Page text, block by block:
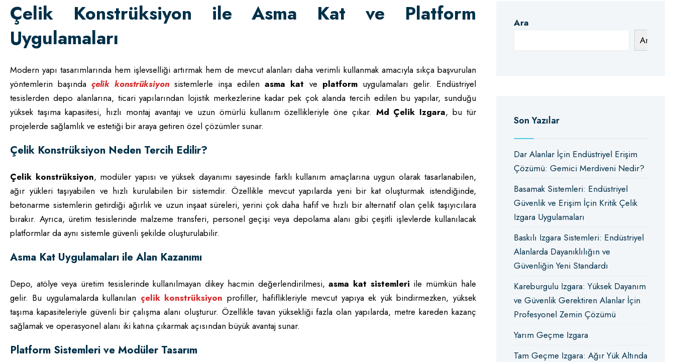
Çelik Konstrüksiyon ile Asma Kat ve Platform
Uygulamaları
Modern yapı tasarımlarında hem işlevselliği artırmak hem de mevcut alanları daha verimli kullanmak amacıyla sıkça başvurulan
yöntemlerin başındaçelik konstrüksiyon sistemlerle inşa edilenasma kat ve platformuygulamaları gelir. Endüstriyel
tesislerden depo alanlarına, ticari yapılarından lojistik merkezlerine kadar pek çok alanda tercih edilen bu yapılar, sunduğu
yüksek taşıma kapasitesi, hızlı montaj avantajı ve uzun ömürlü kullanım özellikleriyle öne çıkar. Md Çelik Izgara, bu tür
projelerde sağlamlık ve estetiği bir araya getiren özel çözümler sunar.
Çelik Konstrüksiyon Neden Tercih Edilir?
Çelik konstrüksiyon, modüler yapısı ve yüksek dayanımı sayesinde farklı kullanım amaçlarına uygun olarak tasarlanabilen,
ağır yükleri taşıyabilen ve hızlı kurulabilen bir sistemdir. Özellikle mevcut yapılarda yeni bir kat oluşturmak istendiğinde,
betonarme sistemlerin getirdiği ağırlık ve uzun inşaat süreleri, yerini çok daha hafif ve hızlı bir alternatif olan çelik taşıyıcılara
bırakır. Ayrıca, üretim tesislerinde malzeme transferi, personel geçişi veya depolama alanı gibi çeşitli işlevlerde kullanılacak
platformlar da aynı sistemle güvenli şekilde oluşturulabilir.
Asma Kat Uygulamaları ile Alan Kazanımı
Depo, atölye veya üretim tesislerinde kullanılmayan dikey hacmin değerlendirilmesi,asma kat sistemleri ile mümkün hale
gelir. Bu uygulamalarda kullanılan çelik konstrüksiyon profiller, hafiflikleriyle mevcut yapıya ek yük bindirmezken, yüksek
taşıma kapasiteleriyle güvenli bir çalışma alanı oluşturur. Özellikle tavan yüksekliği fazla olan yapılarda, metre kareden kazanç
sağlamak ve operasyonel alanı iki katına çıkarmak açısından büyük avantaj sunar.
Platform Sistemleri ve Modüler Tasarım
Ara
Ara
Son Yazılar
Dar Alanlar İçin Endüstriyel Erişim
Çözümü: Gemici Merdiveni Nedir?
Basamak Sistemleri: Endüstriyel
Güvenlik ve Erişim İçin Kritik Çelik
Izgara Uygulamaları
Baskılı Izgara Sistemleri: Endüstriyel
Alanlarda Dayanıklılığın ve
Güvenliğin Yeni Standardı
Kareburgulu Izgara: Yüksek Dayanım
ve Güvenlik Gerektiren Alanlar İçin
Profesyonel Zemin Çözümü
Yarım Geçme Izgara
Tam Geçme Izgara: Ağır Yük Altında